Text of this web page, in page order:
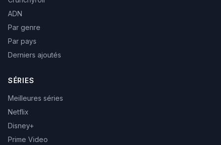
ADN
Par genre
Par pays
Derniers ajoutés
SÉRIES
Meilleures séries
Netflix
Disney+
Prime Video